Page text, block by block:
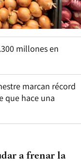
millones en
marcan récord
que hace una
a frenar la